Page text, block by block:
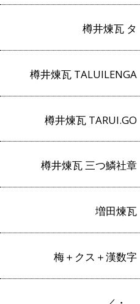
樽井煉瓦 タ
樽井煉瓦 TALUILENGA
樽井煉瓦 TARUI.GO
樽井煉瓦 三つ鱗社章
増田煉瓦
梅＋クス＋漢数字